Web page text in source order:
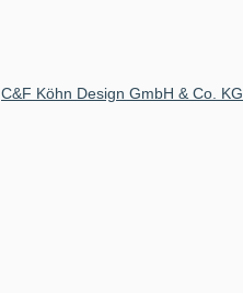
C&F Köhn Design GmbH & Co. KG